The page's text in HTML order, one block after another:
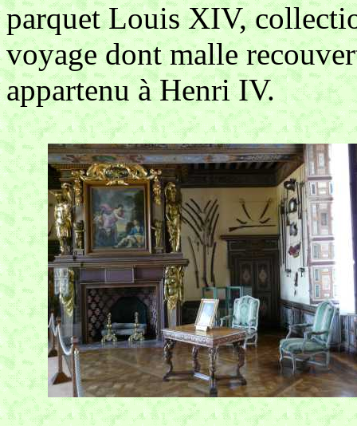
parquet Louis XIV,
voyage dont malle
appartenu à Henri IV.